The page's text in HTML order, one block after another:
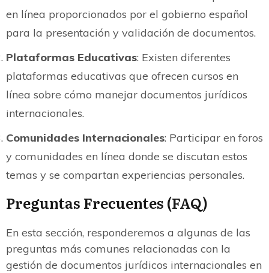
en línea proporcionados por el gobierno español
para la presentación y validación de documentos.
Plataformas Educativas: Existen diferentes
plataformas educativas que ofrecen cursos en
línea sobre cómo manejar documentos jurídicos
internacionales.
Comunidades Internacionales: Participar en foros
y comunidades en línea donde se discutan estos
temas y se compartan experiencias personales.
Preguntas Frecuentes (FAQ)
En esta sección, responderemos a algunas de las
preguntas más comunes relacionadas con la
gestión de documentos jurídicos internacionales en